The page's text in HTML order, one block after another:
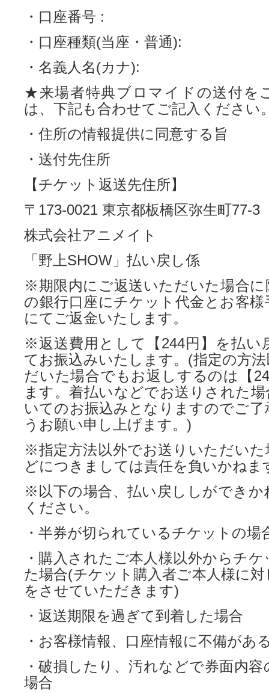
・口座番号 :
・口座種類(当座・普通):
・名義人名(カナ):
★来場者特典ブロマイドの送付を
は、下記も合わせてご記入ください
・住所の情報提供に同意する旨
・送付先住所
【チケット返送先住所】
〒173-0021 東京都板橋区弥生町77-3
株式会社アニメイト
「野上SHOW」払い戻し係
※期限内にご返送いただいた場合に
の銀行口座にチケット代金とお客
にてご返金いたします。
※返送費用として【244円】を払い
てお振込みいたします。(指定の方
だいた場合でもお返しするのは【
ます。着払いなどでお送りされた
いてのお振込みとなりますのでご
うお願い申し上げます。)
※指定方法以外でお送りいただいた
どにつきましては責任を負いかねま
※以下の場合、払い戻ししができか
ください。
・半券が切られているチケットの場
・購入されたご本人様以外からチ
た場合(チケット購入者ご本人様に
をさせていただきます)
・返送期限を過ぎて到着した場合
・お客様情報、口座情報に不備があ
・破損したり、汚れなどで券面内
場合